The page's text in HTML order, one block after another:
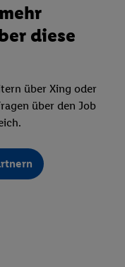
diese
über Xing oder
über den Job